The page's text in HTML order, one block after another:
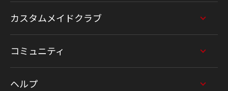
カスタムメイドクラブ
コミュニティ
ヘルプ